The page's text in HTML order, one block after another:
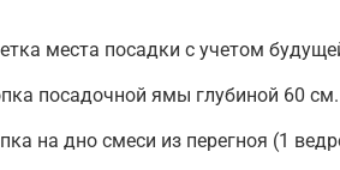
места посадки с учетом
посадочной ямы глубиной 60 см.
на дно смеси из перегноя (1